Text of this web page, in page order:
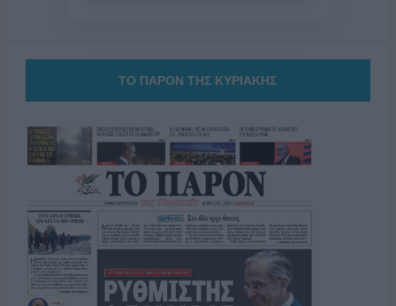
ΤΟ ΠΑΡΟΝ ΤΗΣ ΚΥΡΙΑΚΗΣ